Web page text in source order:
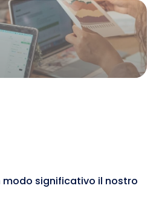
modo significativo il nostro